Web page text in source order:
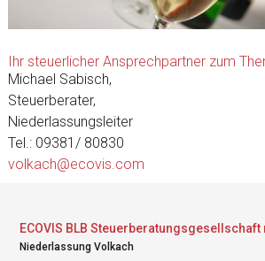
Ihr steuerlicher Ansprechpartner zum
Michael Sabisch,
Steuerberater,
Niederlassungsleiter
Tel.: 09381/ 80830
volkach@ecovis.com
ECOVIS BLB Steuerberatungsgesellschaft
Niederlassung Volkach